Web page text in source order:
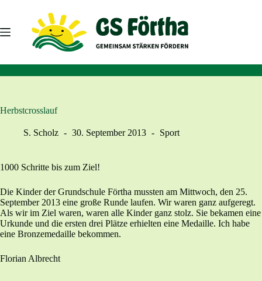
Herbstcrosslauf
S. Scholz 30. September 2013 Sport
1000 Schritte bis zum Ziel!
Die Kinder der Grundschule Förtha mussten am Mittwoch, den 25.
September 2013 eine große Runde laufen. Wir waren ganz aufgeregt.
Als wir im Ziel waren, waren alle Kinder ganz stolz. Sie bekamen eine
Urkunde und die ersten drei Plätze erhielten eine Medaille. Ich habe
eine Bronzemedaille bekommen.
Florian Albrecht